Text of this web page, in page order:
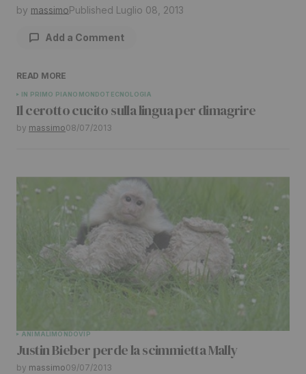
by massimoPublished Luglio 08, 2013
Add a Comment
Il tuo indirizzo email non sarà pubblicato.
campi obbligatori sono contrassegnati*
Your Name*
Your E-mail*
READ MORE
IN PRIMO PIANO MONDOTECNOLOGIA
Il cerotto cucito sulla lingua per dimagrire
by massimo08/07/2013
ANIMALIMONDOVIP
Justin Bieber perde la scimmietta Mally
by massimo09/07/2013